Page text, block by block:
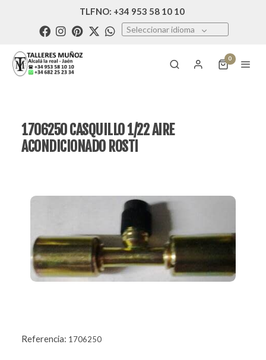
TLFNO: +34 953 58 10 10
Seleccionar idioma
0
1706250 CASQUILLO 1/22 AIRE
ACONDICIONADO ROSTI
Referencia: 1706250